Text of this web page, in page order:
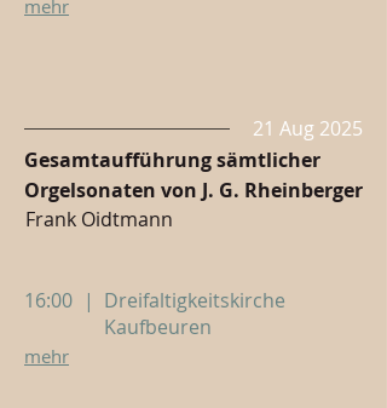
mehr
21 Aug 2025
Gesamtaufführung sämtlicher
Orgelsonaten von J. G. Rheinberger
Frank Oidtmann
16:00 | Dreifaltigkeitskirche
Kaufbeuren
mehr